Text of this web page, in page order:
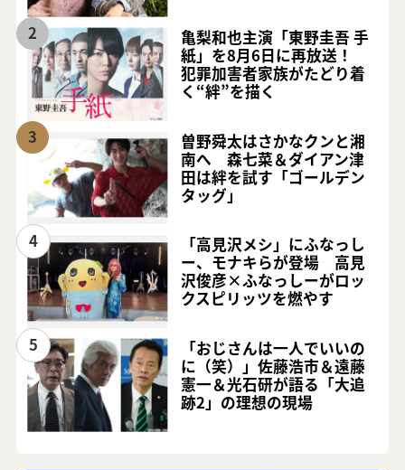
2
亀梨和也主演「東野圭吾 手
紙」を8月6日に再放送！
犯罪加害者家族がたどり着
く“絆”を描く
3
曽野舜太はさかなクンと湘
南へ 森七菜＆ダイアン津
田は絆を試す「ゴールデン
タッグ」
4
「高見沢メシ」にふなっし
ー、モナキらが登場 高見
沢俊彦×ふなっしーがロッ
クスピリッツを燃やす
5
「おじさんは一人でいいの
に（笑）」佐藤浩市＆遠藤
憲一＆光石研が語る「大追
跡2」の理想の現場